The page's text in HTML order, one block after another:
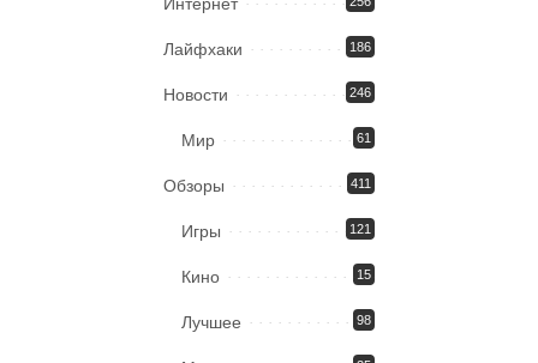
Лайфхаки 186
Новости 246
Мир 61
Обзоры 411
Игры 121
Кино 15
Лучшее 98